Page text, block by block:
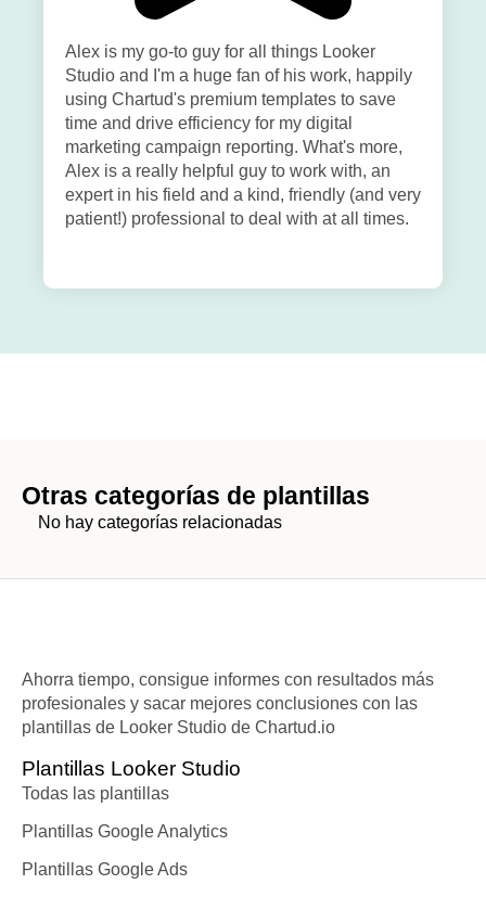
Alex is my go-to guy for all things Looker
Studio and I'm a huge fan of his work, happily
using Chartud's premium templates to save
time and drive efficiency for my digital
marketing campaign reporting. What's more,
Alex is a really helpful guy to work with, an
expert in his field and a kind, friendly (and very
patient!) professional to deal with at all times.
Otras categorías de plantillas
No hay categorías relacionadas
Ahorra tiempo, consigue informes con resultados más
profesionales y sacar mejores conclusiones con las
plantillas de Looker Studio de Chartud.io
Plantillas Looker Studio
Todas las plantillas
Plantillas Google Analytics
Plantillas Google Ads